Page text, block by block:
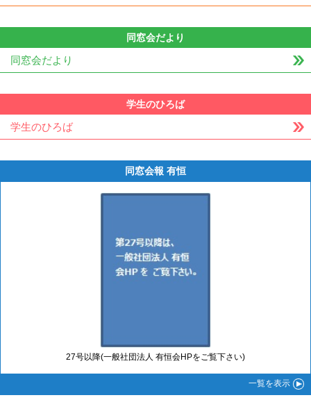
同窓会だより
同窓会だより
学生のひろば
学生のひろば
同窓会報 有恒
27号以降(一般社団法人 有恒会HPをご覧下さい)
一覧を表示